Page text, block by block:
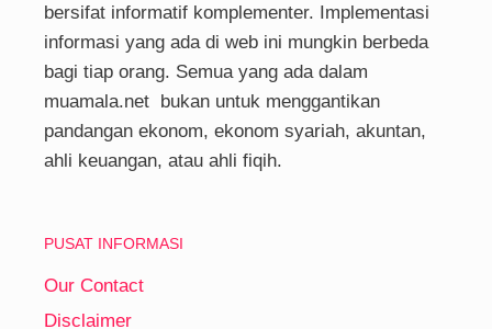
bersifat informatif komplementer. Implementasi
informasi yang ada di web ini mungkin berbeda
bagi tiap orang. Semua yang ada dalam
muamala.net bukan untuk menggantikan
pandangan ekonom, ekonom syariah, akuntan,
ahli keuangan, atau ahli fiqih.
PUSAT INFORMASI
Our Contact
Disclaimer